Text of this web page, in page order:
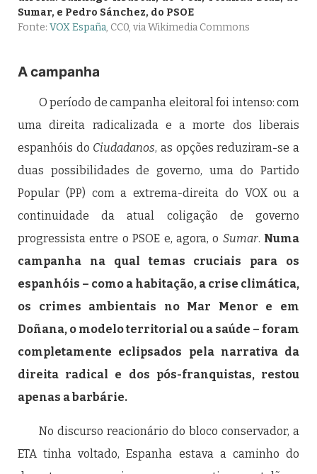
Sumar, e Pedro Sánchez, do PSOE
Fonte: VOX España, CC0, via Wikimedia Commons
A campanha
O período de campanha eleitoral foi intenso: com
uma direita radicalizada e a morte dos liberais
espanhóis do Ciudadanos, as opções reduziram-se a
duas possibilidades de governo, uma do Partido
Popular (PP) com a extrema-direita do VOX ou a
continuidade da atual coligação de governo
progressista entre o PSOE e, agora, o Sumar. Numa
campanha na qual temas cruciais para os
espanhóis – como a habitação, a crise climática,
os crimes ambientais no Mar Menor e em
Doñana, o modelo territorial ou a saúde – foram
completamente eclipsados pela narrativa da
direita radical e dos pós-franquistas, restou
apenas a barbárie.
No discurso reacionário do bloco conservador, a
ETA tinha voltado, Espanha estava a caminho do